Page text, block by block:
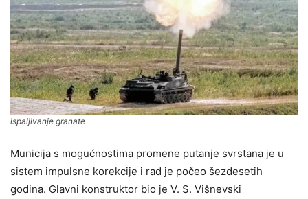
ispaljivanje granate
Municija s mogućnostima promene putanje svrstana je u
sistem impulsne korekcije i rad je počeo šezdesetih
godina. Glavni konstruktor bio je V. S. Višnevski